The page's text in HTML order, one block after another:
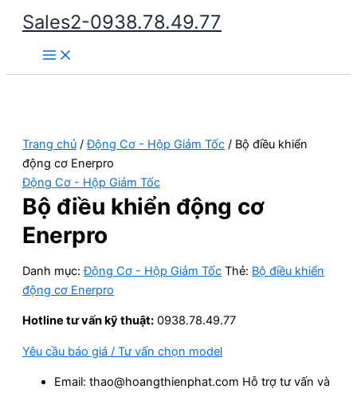
Nhảy
dung
Sales2-0938.78.49.77
Main
Menu
Trang chủ /Động Cơ - Hộp Giảm Tốc / Bộ điều khiển
động cơ Enerpro
Động Cơ - Hộp Giảm Tốc
Bộ điều khiển động cơ
Enerpro
Danh mục:Động Cơ - Hộp Giảm Tốc Thẻ: Bộ điều khiển
động cơ Enerpro
Hotline tư vấn kỹ thuật: 0938.78.49.77
Yêu cầu báo giá / Tư vấn chọn model
Email: thao@hoangthienphat.com Hỗ trợ tư vấn và